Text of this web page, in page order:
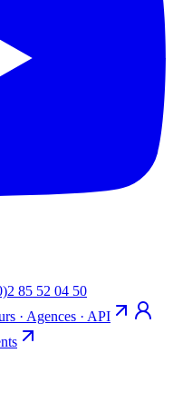
85 52 04 50
· Agences · API